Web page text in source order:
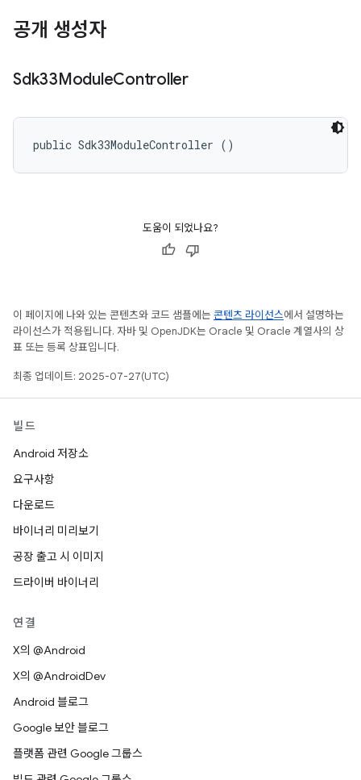
공개 생성자
Sdk33ModuleController
public Sdk33ModuleController ()
도움이 되었나요?
이 페이지에 나와 있는 콘텐츠와 코드 샘플에는 콘텐츠 라이선스에서 설명하는
라이선스가 적용됩니다. 자바 및 OpenJDK는 Oracle 및 Oracle 계열사의 상
표 또는 등록 상표입니다.
최종 업데이트: 2025-07-27(UTC)
빌드
Android 저장소
요구사항
다운로드
바이너리 미리보기
공장 출고 시 이미지
드라이버 바이너리
연결
X의 @Android
X의 @AndroidDev
Android 블로그
Google 보안 블로그
플랫폼 관련 Google 그룹스